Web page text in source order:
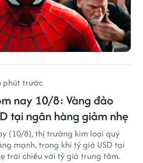
phút trước
nay 10/8: Vàng đảo
tại ngân hàng giảm nhẹ
(10/8), thị trường kim loại quý
mạnh, trong khi tỷ giá USD tại
trái chiều với tỷ giá trung tâm.